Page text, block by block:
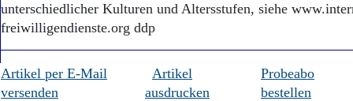
unterschiedlicher Kulturen und Altersstufen, siehe
freiwilligendienste.org ddp
Artikel per E-Mail
versenden
Artikel
ausdrucken
Probeabo
bestellen